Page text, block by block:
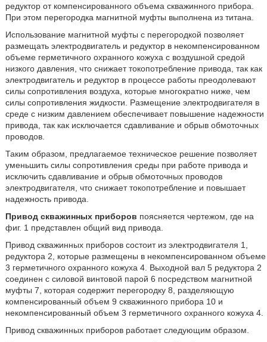
редуктор от компенсированного объема скважинного прибора.
При этом перегородка магнитной муфты выполнена из титана.
Использование магнитной муфты с перегородкой позволяет
размещать электродвигатель и редуктор в некомпенсированном
объеме герметичного охранного кожуха с воздушной средой
низкого давления, что снижает токопотребление привода, так как
электродвигатель и редуктор в процессе работы преодолевают
силы сопротивления воздуха, которые многократно ниже, чем
силы сопротивления жидкости. Размещение электродвигателя в
среде с низким давлением обеспечивает повышение надежности
привода, так как исключается сдавливание и обрыв обмоточных
проводов.
Таким образом, предлагаемое техническое решение позволяет
уменьшить силы сопротивления среды при работе привода и
исключить сдавливание и обрыв обмоточных проводов
электродвигателя, что снижает токопотребление и повышает
надежность привода.
Привод скважинных приборов поясняется чертежом, где на
фиг. 1 представлен общий вид привода.
Привод скважинных приборов состоит из электродвигателя 1,
редуктора 2, которые размещены в некомпенсированном объеме
3 герметичного охранного кожуха 4. Выходной вал 5 редуктора 2
соединен с силовой винтовой парой 6 посредством магнитной
муфты 7, которая содержит перегородку 8, разделяющую
компенсированный объем 9 скважинного прибора 10 и
некомпенсированный объем 3 герметичного охранного кожуха 4.
Привод скважинных приборов работает следующим образом.